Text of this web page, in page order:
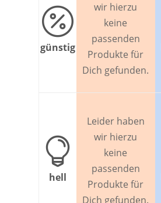

günstig
wir hierzu
keine
passenden
Produkte für
Dich gefunden.

hell
Leider haben
wir hierzu
keine
passenden
Produkte für
Dich gefunden.